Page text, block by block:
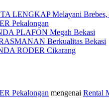
LENGKAP Melayani Brebes,
Pekalongan
PLAFON Megah Bekasi
Berkualitas Bekasi
RODER Cikarang
Pekalongan mengenai Rental